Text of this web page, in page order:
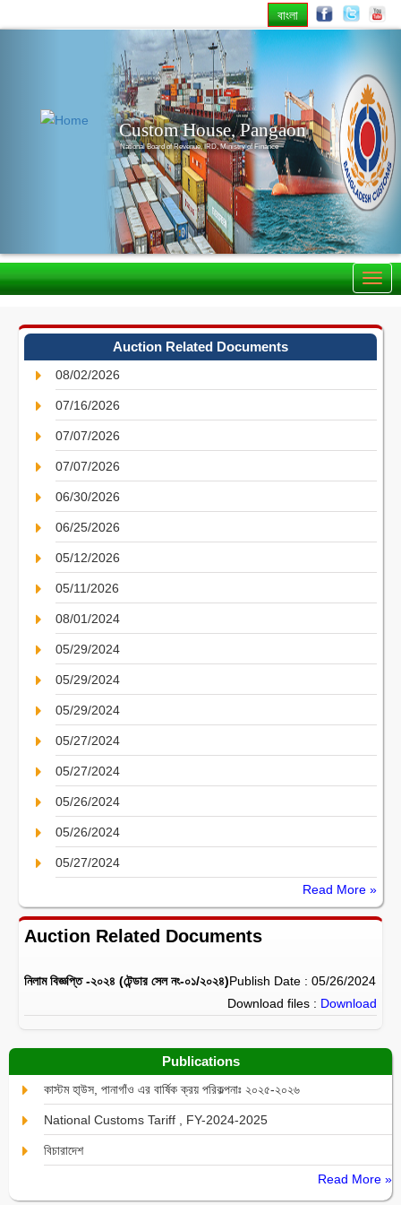
বাংলা
Custom House, Pangaon
National Board of Revenue, IRD, Ministry of Finance
Auction Related Documents
08/02/2026
07/16/2026
07/07/2026
07/07/2026
06/30/2026
06/25/2026
05/12/2026
05/11/2026
08/01/2024
05/29/2024
05/29/2024
05/29/2024
05/27/2024
05/27/2024
05/26/2024
05/26/2024
05/27/2024
Read More »
Auction Related Documents
নিলাম বিজ্ঞপ্তি -২০২৪ (টেন্ডার সেল নং-০১/২০২৪)Publish Date : 05/26/2024
Download files : Download
Publications
কাস্টম হা্উস, পানাগাঁও এর বার্ষিক ক্রয় পরিকল্পনাঃ ২০২৫-২০২৬
National Customs Tariff , FY-2024-2025
বিচারাদেশ
Read More »